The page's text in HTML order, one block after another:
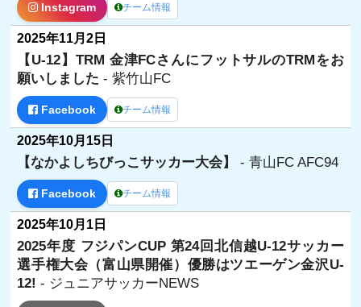
Instagram チーム情報
2025年11月2日
【U-12】TRM 金津FCさんにフットサルのTRMをお
願いしました- 紫竹山FC
Facebook チーム情報
2025年10月15日
【なかよしちびっこサッカー大会】- 青山FC AFC94
Facebook チーム情報
2025年10月1日
2025年度 フジパンCUP 第24回北信越U-12サッカー
選手権大会（富山県開催）優勝はツエーゲン金沢U-
12!- ジュニアサッカーNEWS